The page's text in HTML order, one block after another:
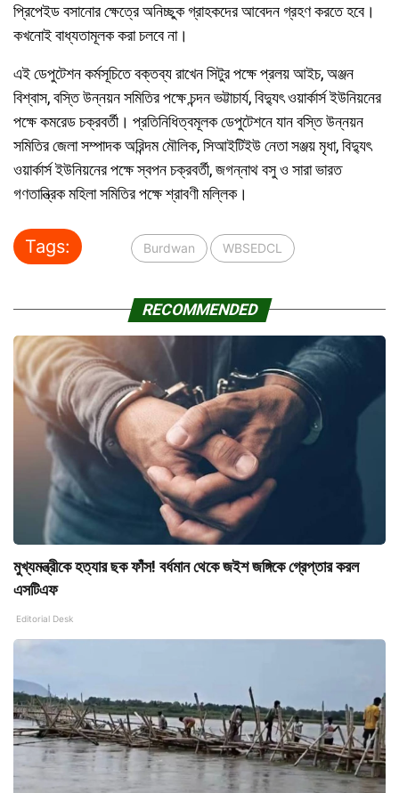
প্রিপেইড বসানোর ক্ষেত্রে অনিচ্ছুক গ্রাহকদের আবেদন গ্রহণ করতে হবে।
কখনোই বাধ্যতামূলক করা চলবে না।
এই ডেপুটেশন কর্মসূচিতে বক্তব্য রাখেন সিটুর পক্ষে প্রলয় আইচ, অঞ্জন
বিশ্বাস, বস্তি উন্নয়ন সমিতির পক্ষে চন্দন ভট্টাচার্য, বিদ্যুৎ ওয়ার্কার্স ইউনিয়নের
পক্ষে কমরেড চক্রবর্তী। প্রতিনিধিত্বমূলক ডেপুটেশনে যান বস্তি উন্নয়ন
সমিতির জেলা সম্পাদক অরিন্দম মৌলিক, সিআইটিইউ নেতা সঞ্জয় মৃধা, বিদ্যুৎ
ওয়ার্কার্স ইউনিয়নের পক্ষে স্বপন চক্রবর্তী, জগন্নাথ বসু ও সারা ভারত
গণতান্ত্রিক মহিলা সমিতির পক্ষে শ্রাবণী মল্লিক।
Tags: Burdwan WBSEDCL
RECOMMENDED
মুখ্যমন্ত্রীকে হত্যার ছক ফাঁস! বর্ধমান থেকে জইশ জঙ্গিকে গ্রেপ্তার করল
এসটিএফ
Editorial Desk